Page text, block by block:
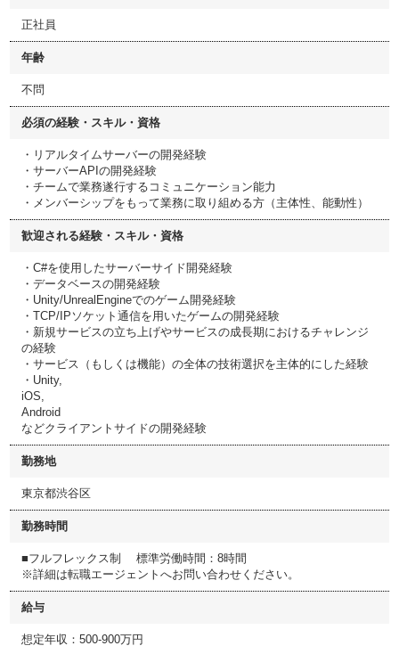
正社員
年齢
不問
必須の経験・スキル・資格
・リアルタイムサーバーの開発経験
・サーバーAPIの開発経験
・チームで業務遂行するコミュニケーション能力
・メンバーシップをもって業務に取り組める方（主体性、能動性）
歓迎される経験・スキル・資格
・C#を使用したサーバーサイド開発経験
・データベースの開発経験
・Unity/UnrealEngineでのゲーム開発経験
・TCP/IPソケット通信を用いたゲームの開発経験
・新規サービスの立ち上げやサービスの成長期におけるチャレンジ
の経験
・サービス（もしくは機能）の全体の技術選択を主体的にした経験
・Unity,
iOS,
Android
などクライアントサイドの開発経験
勤務地
東京都渋谷区
勤務時間
■フルフレックス制 標準労働時間：8時間
※詳細は転職エージェントへお問い合わせください。
給与
想定年収：500-900万円